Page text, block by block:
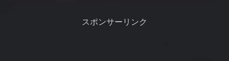
けは避けて欲しいですね。下で
クリックです。ログイン（ユー
ザ登録）する必要...
スポンサーリンク